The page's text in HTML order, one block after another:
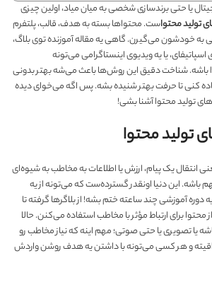
یا حتی برندسازی شخصی به میان میاد، اولین چیزی
تولید محتواست. محتواها بسته به هدف، قالب، پلتفرم
خودشون می‌گیرن. گاهی یه مقاله آموزنده توی بلاگ،
یا یه ویدیوی اینستاگرامی می‌تونه
باشه. شناخت دقیق این روش‌ها باعث می‌شه بهتر بدونی
کنی تا حرفت بهتر شنیده بشه. پس اگه می‌خوای دیده
تولید محتوا آشنا بشی!
تولید محتوا
انتقال یک پیام، ارزش یا اطلاعات به مخاطب به شیوه‌ای
باشه. این دنیا اونقدر گسترده‌ست که می‌تونه از یه
آموزشی چند ساعته ختم بشه! از بلاگرها گرفته تا
برای ارتباط مؤثر با مخاطب استفاده می‌کنن. حالا
یا تصویری یا حتی صوتی؛ مهم اینه که نیاز مخاطب رو
و هر کسی می‌تونه با داشتن یه هدف روشن واردش